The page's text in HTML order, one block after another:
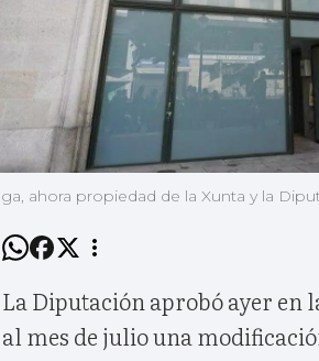
ahora propiedad de la Xunta y la
La Diputación aprobó ayer en
al mes de julio una